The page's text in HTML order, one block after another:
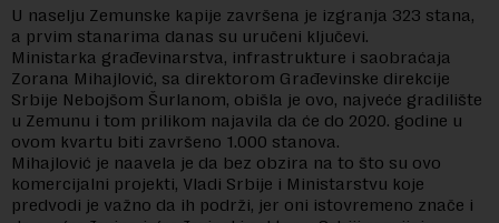
U naselju Zemunske kapije završena je izgranja 323 stana,
a prvim stanarima danas su uručeni ključevi.
Ministarka građevinarstva, infrastrukture i saobraćaja
Zorana Mihajlović, sa direktorom Građevinske direkcije
Srbije Nebojšom Šurlanom, obišla je ovo, najveće gradilište
u Zemunu i tom prilikom najavila da će do 2020. godine u
ovom kvartu biti završeno 1.000 stanova.
Mihajlović je naavela je da bez obzira na to što su ovo
komercijalni projekti, Vladi Srbije i Ministarstvu koje
predvodi je važno da ih podrži, jer oni istovremeno znače i